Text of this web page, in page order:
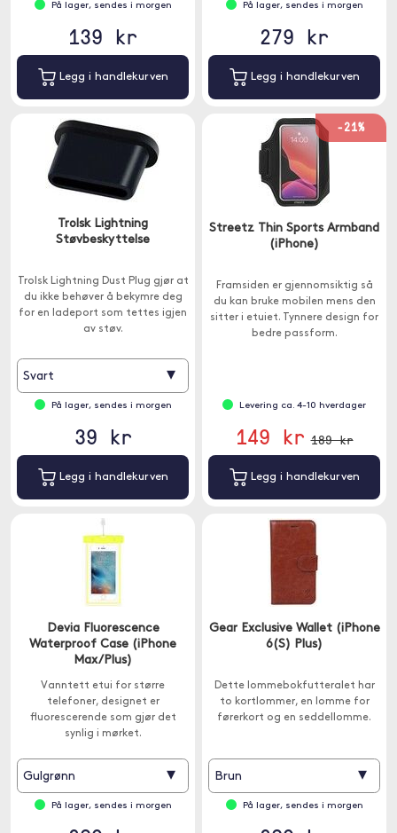
På lager, sendes i morgen
139 kr
Legg i handlekurven
På lager, sendes i morgen
279 kr
Legg i handlekurven
Trolsk Lightning
Støvbeskyttelse
Trolsk Lightning Dust Plug gjør at
du ikke behøver å bekymre deg
for en ladeport som tettes igjen
av støv.
Svart ▾
På lager, sendes i morgen
39 kr
Legg i handlekurven
-21%
Streetz Thin Sports Armband
(iPhone)
Framsiden er gjennomsiktig så
du kan bruke mobilen mens den
sitter i etuiet. Tynnere design for
bedre passform.
Levering ca. 4-10 hverdager
149 kr 189 kr
Legg i handlekurven
Devia Fluorescence
Waterproof Case (iPhone
Max/Plus)
Vanntett etui for større
telefoner, designet er
fluorescerende som gjør det
synlig i mørket.
Gulgrønn ▾
På lager, sendes i morgen
Gear Exclusive Wallet (iPhone
6(S) Plus)
Dette lommebokfutteralet har
to kortlommer, en lomme for
førerkort og en seddellomme.
Brun ▾
På lager, sendes i morgen